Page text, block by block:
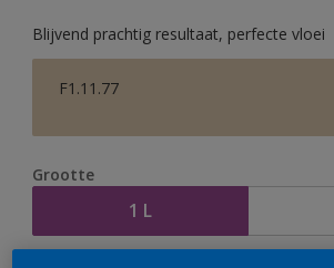
Blijvend prachtig resultaat, perfecte vloei
F1.11.77
Grootte
1 L